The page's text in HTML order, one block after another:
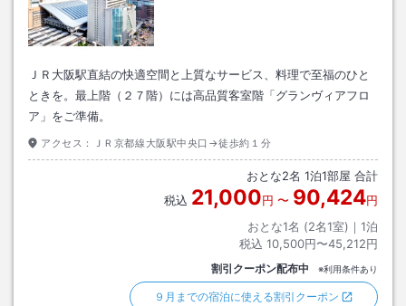
ＪＲ大阪駅直結の快適空間と上質なサービス、料理で至福のひと
ときを。最上階（２７階）には高品質客室階「グランヴィアフロ
ア」をご準備。
アクセス： ＪＲ京都線大阪駅中央口→徒歩約１分
おとな2名 1泊1部屋 合計
税込 21,000円 〜 90,424円
おとな1名 (2名1室)｜ 1泊
税込 10,500円〜45,212円
割引クーポン配布中 ※利用条件あり
９月までの宿泊に使える割引クーポン